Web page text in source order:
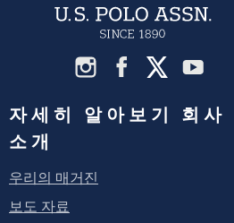
자세히 알아보기 회사
소개
우리의 매거진
보도 자료